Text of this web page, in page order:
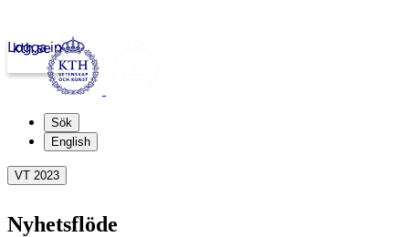
kth.se
Logga in
Sök
English
VT 2023
Nyhetsflöde